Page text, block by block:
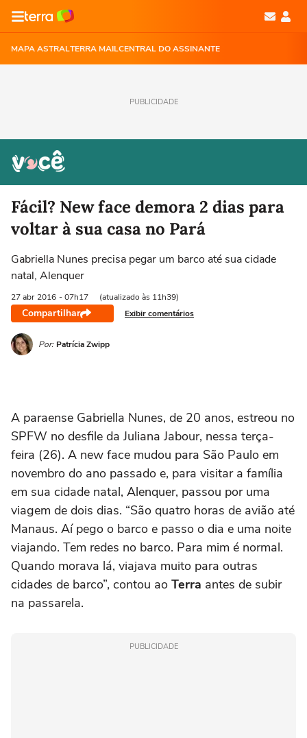
MAPA ASTRALTERRA MAILCENTRAL DO ASSINANTE
PUBLICIDADE
Fácil? New face demora 2 dias para
voltar à sua casa no Pará
Gabriella Nunes precisa pegar um barco até sua cidade
natal, Alenquer
27 abr 2016 - 07h17 (atualizado às 11h39)
Compartilhar Exibir comentários
Por: Patrícia Zwipp
A paraense Gabriella Nunes, de 20 anos, estreou no
SPFW no desfile da Juliana Jabour, nessa terça-
feira (26). A new face mudou para São Paulo em
novembro do ano passado e, para visitar a família
em sua cidade natal, Alenquer, passou por uma
viagem de dois dias. “São quatro horas de avião até
Manaus. Aí pego o barco e passo o dia e uma noite
viajando. Tem redes no barco. Para mim é normal.
Quando morava lá, viajava muito para outras
cidades de barco”, contou ao Terra antes de subir
na passarela.
PUBLICIDADE